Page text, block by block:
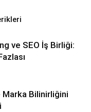
ve SEO İş Birliği:
Bilinirliğini